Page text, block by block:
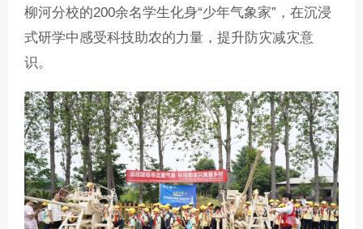
柳河分校的200余名学生化身“少年气象家”，在沉浸
式研学中感受科技助农的力量，提升防灾减灾意
识。